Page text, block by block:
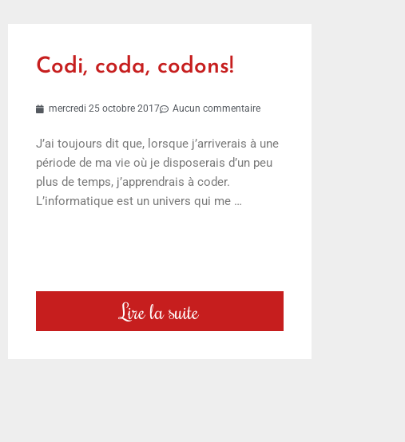
Codi, coda, codons!
mercredi 25 octobre 2017 Aucun commentaire
J’ai toujours dit que, lorsque j’arriverais à une
période de ma vie où je disposerais d’un peu
plus de temps, j’apprendrais à coder.
L’informatique est un univers qui me …
Lire la suite